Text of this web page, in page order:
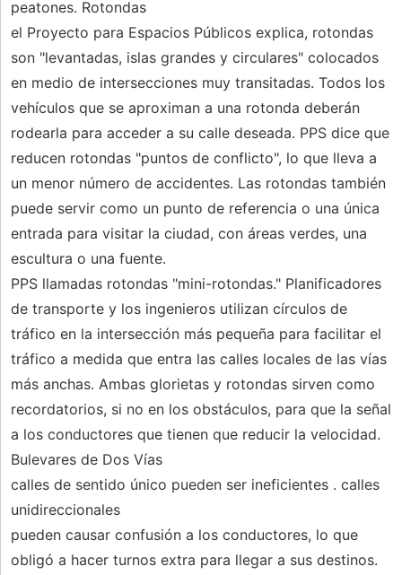
peatones. Rotondas
el Proyecto para Espacios Públicos explica, rotondas
son "levantadas, islas grandes y circulares" colocados
en medio de intersecciones muy transitadas. Todos los
vehículos que se aproximan a una rotonda deberán
rodearla para acceder a su calle deseada. PPS dice que
reducen rotondas "puntos de conflicto", lo que lleva a
un menor número de accidentes. Las rotondas también
puede servir como un punto de referencia o una única
entrada para visitar la ciudad, con áreas verdes, una
escultura o una fuente.
PPS llamadas rotondas "mini-rotondas." Planificadores
de transporte y los ingenieros utilizan círculos de
tráfico en la intersección más pequeña para facilitar el
tráfico a medida que entra las calles locales de las vías
más anchas. Ambas glorietas y rotondas sirven como
recordatorios, si no en los obstáculos, para que la señal
a los conductores que tienen que reducir la velocidad.
Bulevares de Dos Vías
calles de sentido único pueden ser ineficientes . calles
unidireccionales
pueden causar confusión a los conductores, lo que
obligó a hacer turnos extra para llegar a sus destinos.